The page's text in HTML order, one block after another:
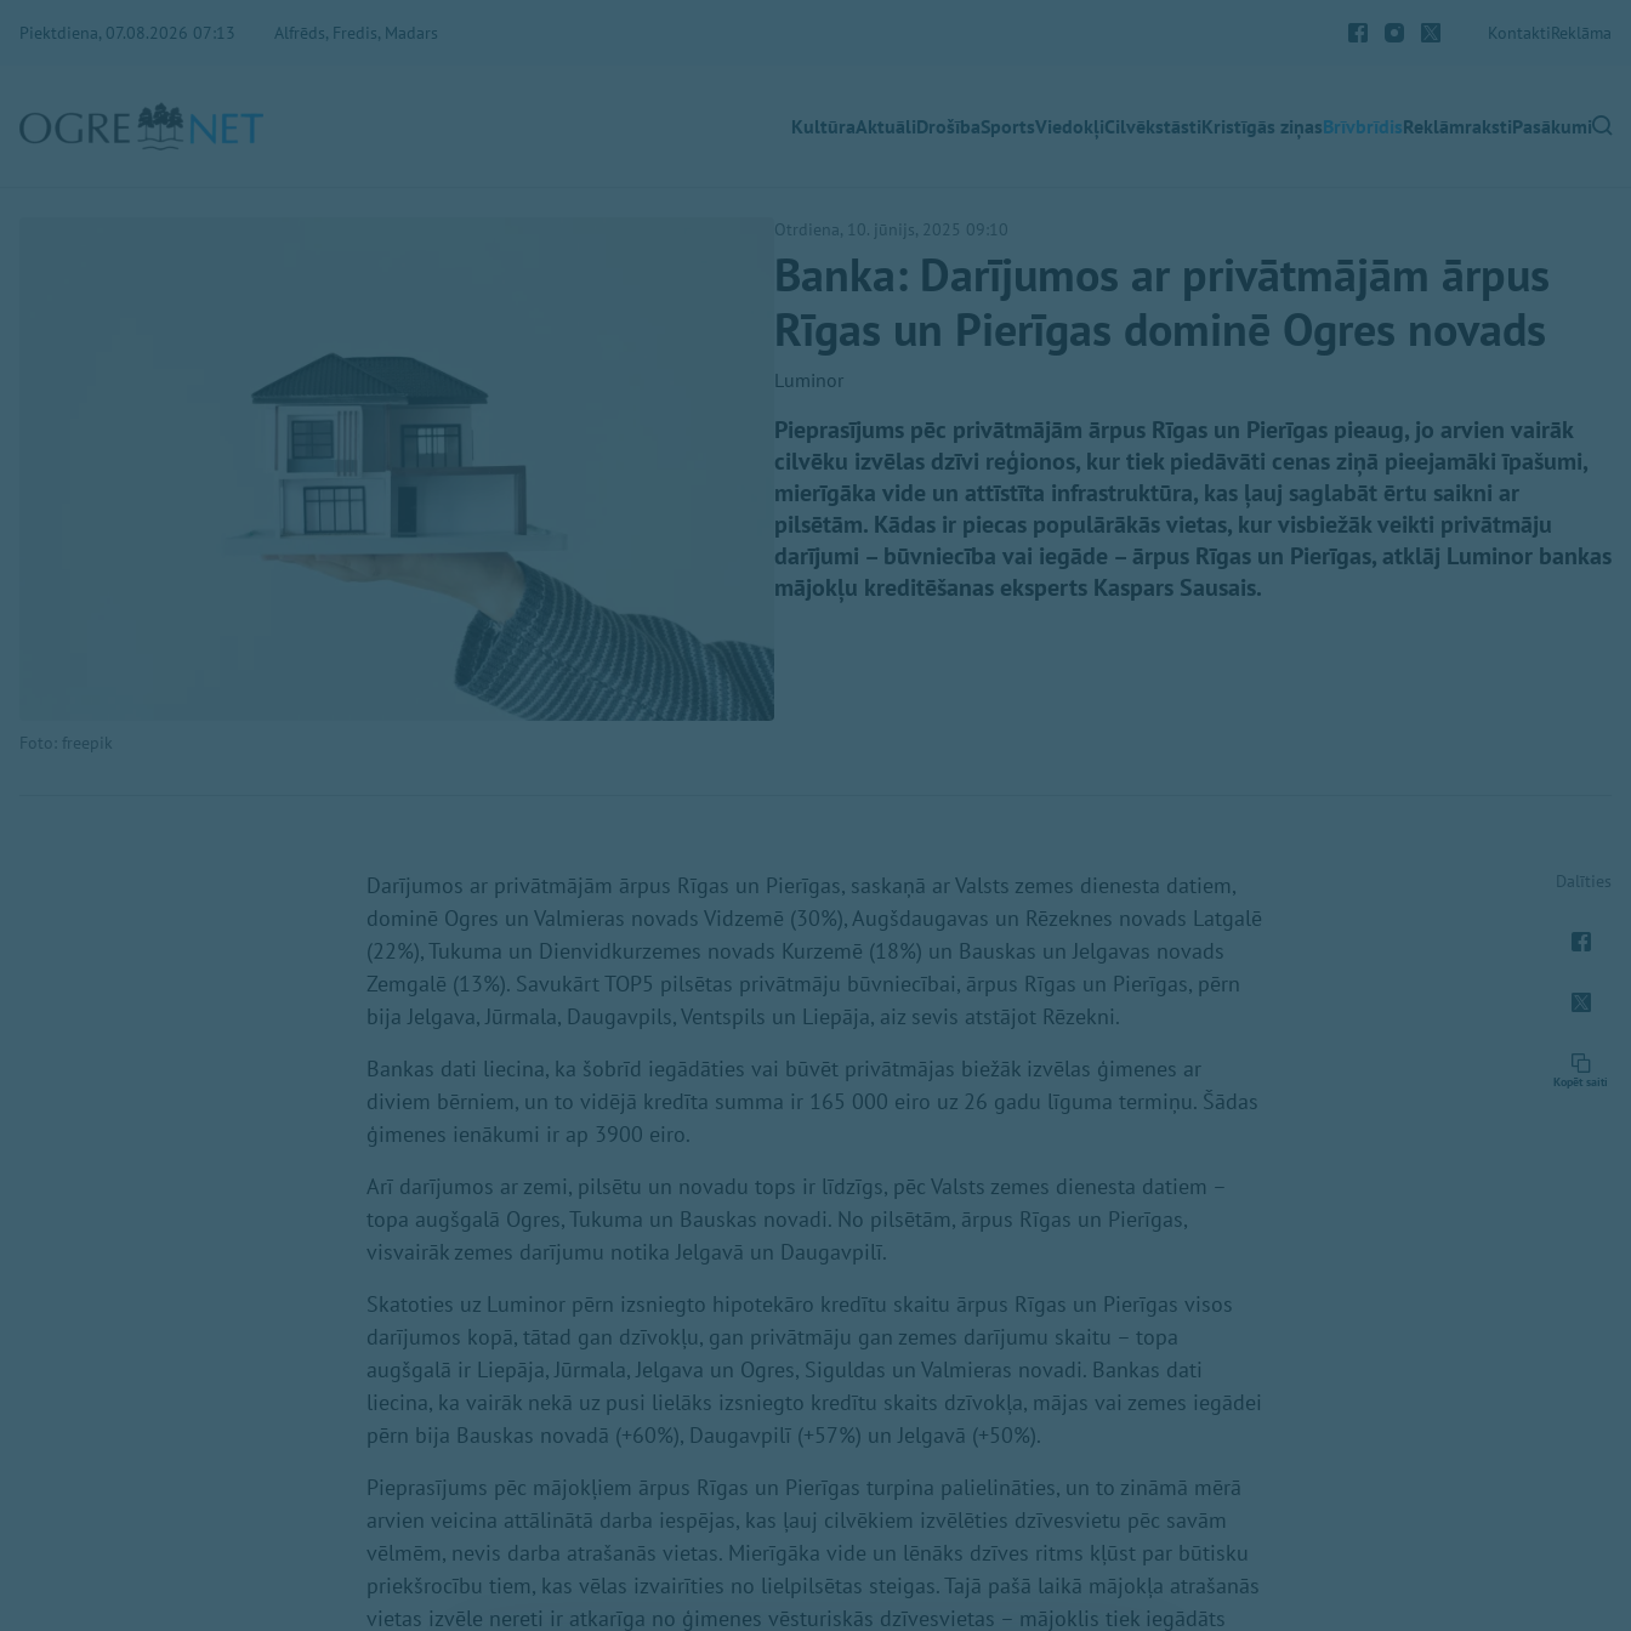
Piektdiena, 07.08.2026 07:13 Alfrēds, Fredis, Madars KontaktiReklāma
KultūraAktuāliDrošībaSportsViedokļiCilvēkstāstiKristīgās ziņasBrīvbrīdisReklāmrakstiPasākumi
Foto: freepik
Otrdiena, 10. jūnijs, 2025 09:10
Banka: Darījumos ar privātmājām ārpus
Rīgas un Pierīgas dominē Ogres novads
Luminor
Pieprasījums pēc privātmājām ārpus Rīgas un Pierīgas pieaug, jo arvien vairāk
cilvēku izvēlas dzīvi reģionos, kur tiek piedāvāti cenas ziņā pieejamāki īpašumi,
mierīgāka vide un attīstīta infrastruktūra, kas ļauj saglabāt ērtu saikni ar
pilsētām. Kādas ir piecas populārākās vietas, kur visbiežāk veikti privātmāju
darījumi – būvniecība vai iegāde – ārpus Rīgas un Pierīgas, atklāj Luminor bankas
mājokļu kreditēšanas eksperts Kaspars Sausais.
Darījumos ar privātmājām ārpus Rīgas un Pierīgas, saskaņā ar Valsts zemes dienesta datiem,
dominē Ogres un Valmieras novads Vidzemē (30%), Augšdaugavas un Rēzeknes novads Latgalē
(22%), Tukuma un Dienvidkurzemes novads Kurzemē (18%) un Bauskas un Jelgavas novads
Zemgalē (13%). Savukārt TOP5 pilsētas privātmāju būvniecībai, ārpus Rīgas un Pierīgas, pērn
bija Jelgava, Jūrmala, Daugavpils, Ventspils un Liepāja, aiz sevis atstājot Rēzekni.
Bankas dati liecina, ka šobrīd iegādāties vai būvēt privātmājas biežāk izvēlas ģimenes ar
diviem bērniem, un to vidējā kredīta summa ir 165 000 eiro uz 26 gadu līguma termiņu. Šādas
ģimenes ienākumi ir ap 3900 eiro.
Arī darījumos ar zemi, pilsētu un novadu tops ir līdzīgs, pēc Valsts zemes dienesta datiem –
topa augšgalā Ogres, Tukuma un Bauskas novadi. No pilsētām, ārpus Rīgas un Pierīgas,
visvairāk zemes darījumu notika Jelgavā un Daugavpilī.
Skatoties uz Luminor pērn izsniegto hipotekāro kredītu skaitu ārpus Rīgas un Pierīgas visos
darījumos kopā, tātad gan dzīvokļu, gan privātmāju gan zemes darījumu skaitu – topa
augšgalā ir Liepāja, Jūrmala, Jelgava un Ogres, Siguldas un Valmieras novadi. Bankas dati
liecina, ka vairāk nekā uz pusi lielāks izsniegto kredītu skaits dzīvokļa, mājas vai zemes iegādei
pērn bija Bauskas novadā (+60%), Daugavpilī (+57%) un Jelgavā (+50%).
Pieprasījums pēc mājokļiem ārpus Rīgas un Pierīgas turpina palielināties, un to zināmā mērā
arvien veicina attālinātā darba iespējas, kas ļauj cilvēkiem izvēlēties dzīvesvietu pēc savām
vēlmēm, nevis darba atrašanās vietas. Mierīgāka vide un lēnāks dzīves ritms kļūst par būtisku
priekšrocību tiem, kas vēlas izvairīties no lielpilsētas steigas. Tajā pašā laikā mājokļa atrašanās
vietas izvēle nereti ir atkarīga no ģimenes vēsturiskās dzīvesvietas – mājoklis tiek iegādāts
Dalīties
Kopēt saiti